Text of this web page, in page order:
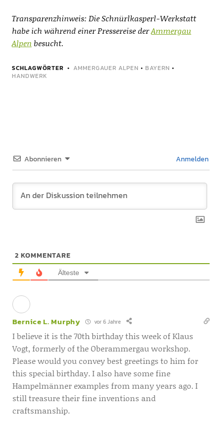
Transparenzhinweis: Die Schnürlkasperl-Werkstatt
habe ich während einer Pressereise derAmmergau
Alpen besucht.
SCHLAGWÖRTER AMMERGAUER ALPEN • BAYERN •
HANDWERK
Abonnieren Anmelden
2 KOMMENTARE
Älteste
Bernice L. Murphy vor 6 Jahre
I believe it is the 70th birthday this week of Klaus
Vogt, formerly of the Oberammergau workshop.
Please would you convey best greetings to him for
this special birthday. I also have some fine
Hampelmänner examples from many years ago. I
still treasure their fine inventions and
craftsmanship.